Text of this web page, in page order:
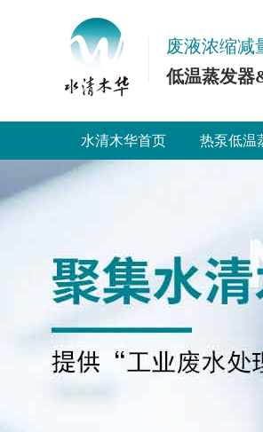
废液浓缩减
低温蒸发器
水清木华首页 热泵低温